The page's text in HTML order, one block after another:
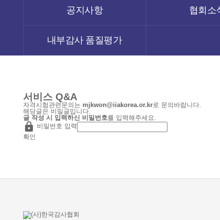
공지사항 협회소
내부감사 품질평가
서비스 Q&A
자격시험관련문의는 mjkwon@iiakorea.or.kr로 문의바랍니다.
해당글은 비밀글입니다.
글 작성 시 입력하신 비밀번호를 입력해주세요.
 비밀번호 입력
확인